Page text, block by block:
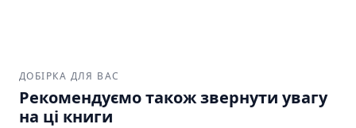
ДОБІРКА ДЛЯ ВАС
Рекомендуємо також звернути увагу
на ці книги